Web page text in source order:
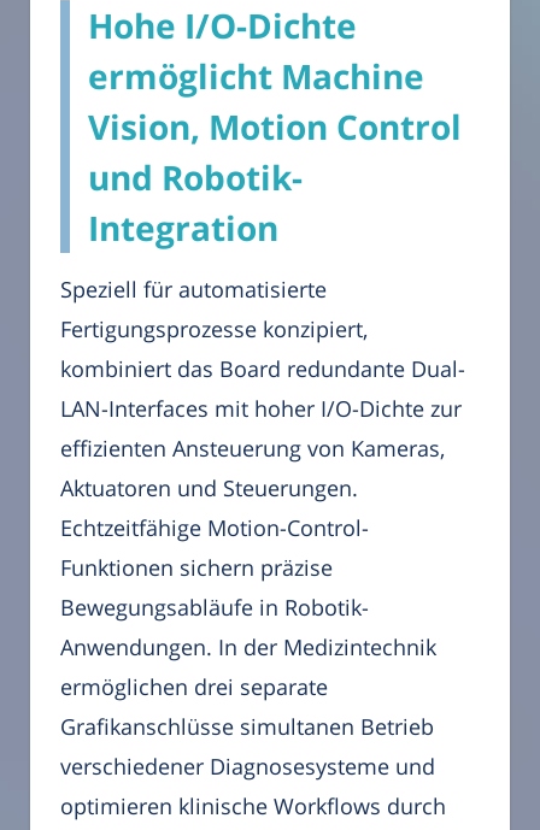
Hohe I/O-Dichte
ermöglicht Machine
Vision, Motion Control
und Robotik-
Integration
Speziell für automatisierte
Fertigungsprozesse konzipiert,
kombiniert das Board redundante Dual-
LAN-Interfaces mit hoher I/O-Dichte zur
effizienten Ansteuerung von Kameras,
Aktuatoren und Steuerungen.
Echtzeitfähige Motion-Control-
Funktionen sichern präzise
Bewegungsabläufe in Robotik-
Anwendungen. In der Medizintechnik
ermöglichen drei separate
Grafikanschlüsse simultanen Betrieb
verschiedener Diagnosesysteme und
optimieren klinische Workflows durch